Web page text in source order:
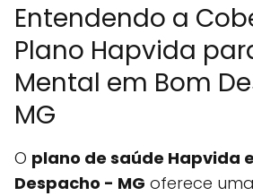
Entendendo a
Plano Hapvida
Mental em Bom
MG
O plano de saúde Hapvida
Despacho - MG oferece